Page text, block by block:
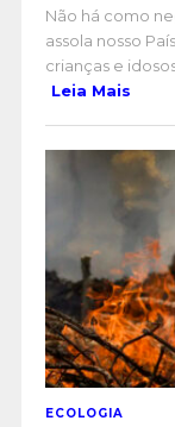
Não há como
assola nosso
crianças e
Leia Mais
ECOLOGIA